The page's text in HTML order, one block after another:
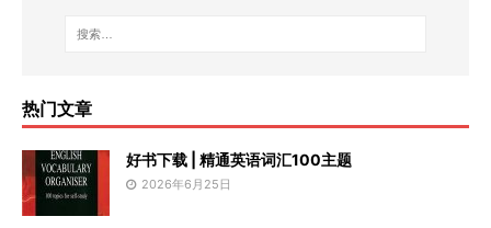
热门文章
好书下载 | 精通英语词汇100主题
2026年6月25日